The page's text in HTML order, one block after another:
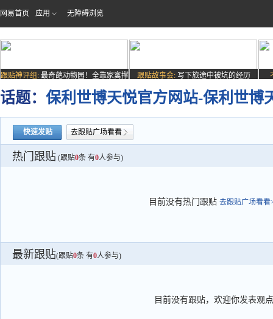
网易首页 应用 无障碍浏览
跟贴神评组: 最奇葩动物园！全靠家禽撑
场子
跟贴故事会: 写下旅途中被坑的经历
话题： 保利世博天悦官方网站-保利世博
快速发贴 去跟贴广场看看
热门跟贴 (跟贴0条 有0人参与)
目前没有热门跟贴 去跟贴广场看看
最新跟贴(跟贴0条 有0人参与)
目前没有跟贴，欢迎你发表观点